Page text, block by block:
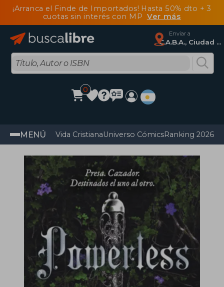
¡Arranca el Finde de Importados! Hasta 50% dto + 3
cuotas sin interés con MP Ver más
Enviar a
C.A.B.A., Ciudad Autónoma De Buenos Aires
0
MENÚ Vida CristianaUniverso CómicsRanking 2026